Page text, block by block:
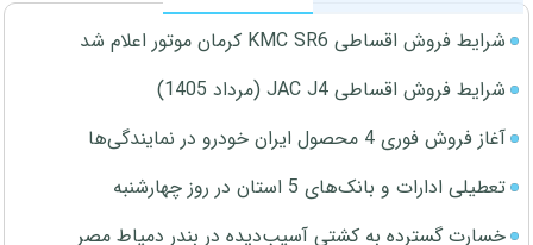
شرایط فروش اقساطی KMC SR6 کرمان موتور اعلام شد
شرایط فروش اقساطی JAC J4 (مرداد 1405)
آغاز فروش فوری 4 محصول ایران خودرو در نمایندگی‌ها
تعطیلی ادارات و بانک‌های 5 استان در روز چهارشنبه
خسارت گسترده به کشتی آسیب‌دیده در بندر دمیاط مصر